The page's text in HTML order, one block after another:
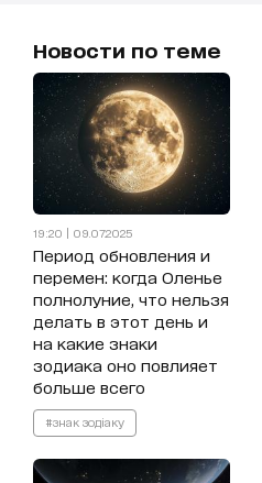
Новости по теме
19:20 | 09.07.2025
Период обновления и
перемен: когда Оленье
полнолуние, что нельзя
делать в этот день и
на какие знаки
зодиака оно повлияет
больше всего
#знак зодіаку